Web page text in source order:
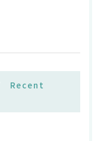
Recent